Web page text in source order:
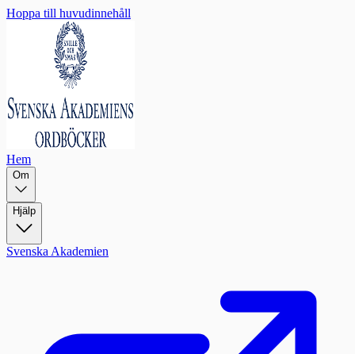
Hoppa till huvudinnehåll
Hem
Om
Hjälp
Svenska Akademien